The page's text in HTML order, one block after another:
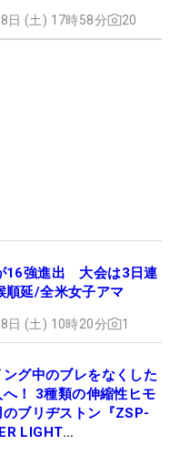
日 (土) 17時58分 20
16強進出 大会は3日連
順延/全米女子アマ
日 (土) 10時20分 1
ング中のブレをなくした
へ！ 3種類の伸縮性ヒモ
のブリヂストン『ZSP-
LIGHT